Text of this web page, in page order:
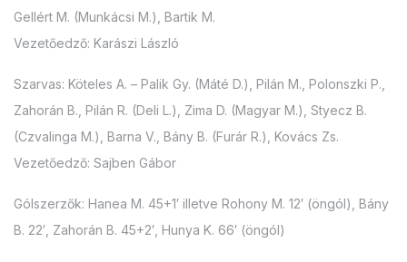
Gellért M. (Munkácsi M.), Bartik M.
Vezetőedző: Karászi László
Szarvas: Köteles A. – Palik Gy. (Máté D.), Pilán M., Polonszki P.,
Zahorán B., Pilán R. (Deli L.), Zima D. (Magyar M.), Styecz B.
(Czvalinga M.), Barna V., Bány B. (Furár R.), Kovács Zs.
Vezetőedző: Sajben Gábor
Gólszerzők: Hanea M. 45+1′ illetve Rohony M. 12′ (öngól), Bány
B. 22′, Zahorán B. 45+2′, Hunya K. 66′ (öngól)